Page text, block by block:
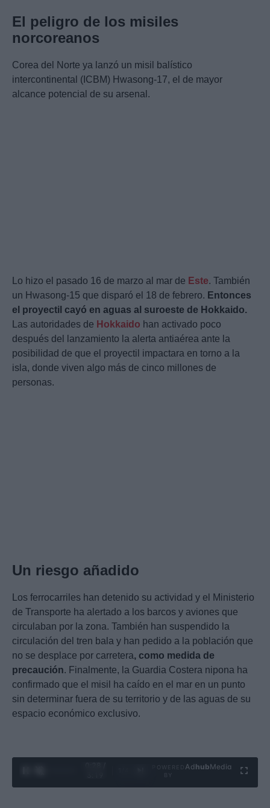
El peligro de los misiles
norcoreanos
Corea del Norte ya lanzó un misil balístico
intercontinental (ICBM) Hwasong-17, el de mayor
alcance potencial de su arsenal.
Lo hizo el pasado 16 de marzo al mar de Este. También
un Hwasong-15 que disparó el 18 de febrero. Entonces
el proyectil cayó en aguas al suroeste de Hokkaido.
Las autoridades de Hokkaido han activado poco
después del lanzamiento la alerta antiaérea ante la
posibilidad de que el proyectil impactara en torno a la
isla, donde viven algo más de cinco millones de
personas.
Un riesgo añadido
Los ferrocarriles han detenido su actividad y el Ministerio
de Transporte ha alertado a los barcos y aviones que
circulaban por la zona. También han suspendido la
circulación del tren bala y han pedido a la población que
no se desplace por carretera, como medida de
precaución. Finalmente, la Guardia Costera nipona ha
confirmado que el misil ha caído en el mar en un punto
sin determinar fuera de su territorio y de las aguas de su
espacio económico exclusivo.
Ad hubMedia